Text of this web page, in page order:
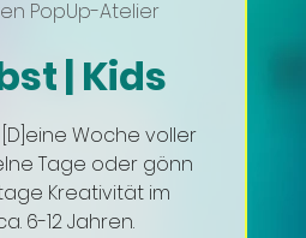
PopUp-Atelier
| Kids
Woche voller
Tage oder gönn
Kreativität im
6-12 Jahren.